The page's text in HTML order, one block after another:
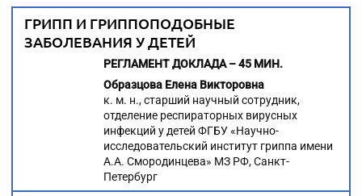
ГРИПП И ГРИППОПОДОБНЫЕ
ЗАБОЛЕВАНИЯ У ДЕТЕЙ
РЕГЛАМЕНТ ДОКЛАДА – 45 МИН.
Образцова Елена Викторовна
к. м. н., старший научный сотрудник,
отделение респираторных вирусных
инфекций у детей ФГБУ «Научно-
исследовательский институт гриппа имени
А.А. Смородинцева» МЗ РФ, Санкт-
Петербург